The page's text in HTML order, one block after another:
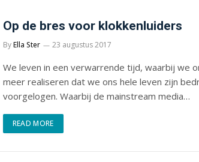
Op de bres voor klokkenluiders
By Ella Ster 23 augustus 2017
We leven in een verwarrende tijd, waarbij we
meer realiseren dat we ons hele leven zijn
voorgelogen. Waarbij de mainstream media…
READ MORE